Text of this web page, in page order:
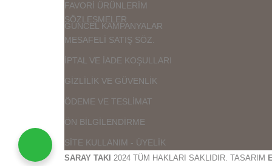
FAVORİ ÜRÜNLERİM
GÜNCEL KAMPANYALAR
SÖZLEŞMELER
MESAFELİ SATIŞ SÖZ.
İPTAL VE İADE KOŞULLARI
GİZLİLİK VE GÜVENLİK
ÖDEME VE TESLİMAT
ÖN BİLGİLENDİRME
SİTE KULLANIM - ÜYELİK
SARAY TAKI 2024 TÜM HAKLARI SAKLIDIR. TASARIM